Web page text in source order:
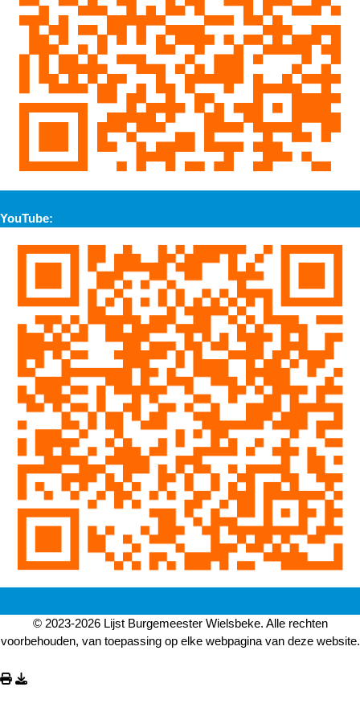
YouTube:
© 2023-2026 Lijst Burgemeester Wielsbeke. Alle rechten
voorbehouden, van toepassing op elke webpagina van deze website.